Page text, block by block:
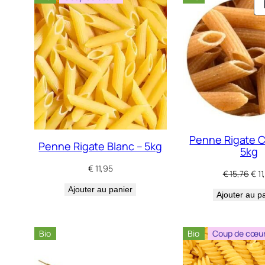
Penne Rigate Blanc – 5kg
€11,95
Ajouter au panier
Penne Rigate
5kg
€15,76Le
€
Ajouter au
Bio Bio Coup de